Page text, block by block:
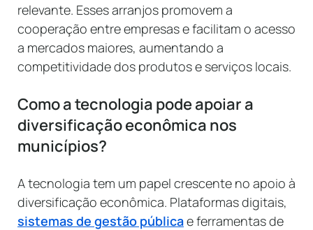
relevante. Esses arranjos promovem a
cooperação entre empresas e facilitam o acesso
a mercados maiores, aumentando a
competitividade dos produtos e serviços locais.
Como a tecnologia pode apoiar a
diversificação econômica nos
municípios?
A tecnologia tem um papel crescente no apoio à
diversificação econômica. Plataformas digitais,
sistemas de gestão públicae ferramentas de